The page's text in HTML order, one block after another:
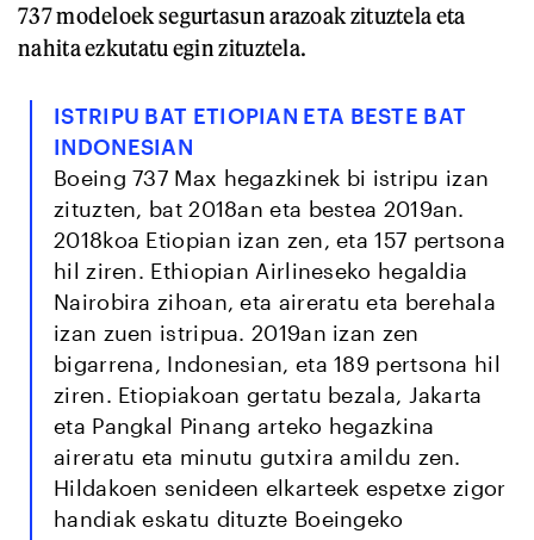
737 modeloek segurtasun arazoak zituztela eta
nahita ezkutatu egin zituztela.
ISTRIPU BAT ETIOPIAN ETA BESTE BAT
INDONESIAN
Boeing 737 Max hegazkinek bi istripu izan
zituzten, bat 2018an eta bestea 2019an.
2018koa Etiopian izan zen, eta 157 pertsona
hil ziren. Ethiopian Airlineseko hegaldia
Nairobira zihoan, eta aireratu eta berehala
izan zuen istripua. 2019an izan zen
bigarrena, Indonesian, eta 189 pertsona hil
ziren. Etiopiakoan gertatu bezala, Jakarta
eta Pangkal Pinang arteko hegazkina
aireratu eta minutu gutxira amildu zen.
Hildakoen senideen elkarteek espetxe zigor
handiak eskatu dituzte Boeingeko